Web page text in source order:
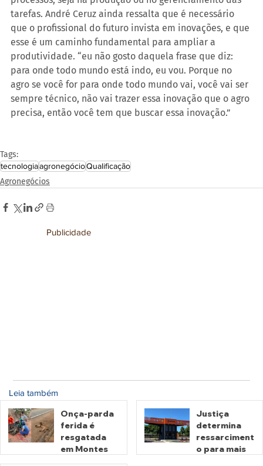
tarefas. André Ceruz ainda ressalta que é necessário
que o profissional do futuro invista em inovações, e que
esse é um caminho fundamental para ampliar a
produtividade. “eu não gosto daquela frase que diz:
para onde todo mundo está indo, eu vou. Porque no
agro se você for para onde todo mundo vai, você vai ser
sempre técnico, não vai trazer essa inovação que o agro
precisa, então você tem que buscar essa inovação.”
Tags:
tecnologiaagronegócioQualificação
Agronegócios
Publicidade
Leia também
Onça-parda
ferida é
resgatada
em Montes
Justiça
determina
ressarciment
o para mais